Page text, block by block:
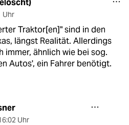
Uhr
Traktor[en]" sind in den
längst Realität. Allerdings
immer, ähnlich wie bei sog.
Autos', ein Fahrer benötigt.
Uhr